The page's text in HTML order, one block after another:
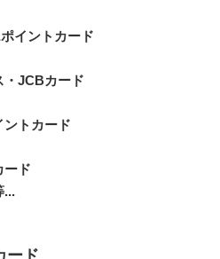
イントカード
・JCBカード
ントカード
ード
...
ード